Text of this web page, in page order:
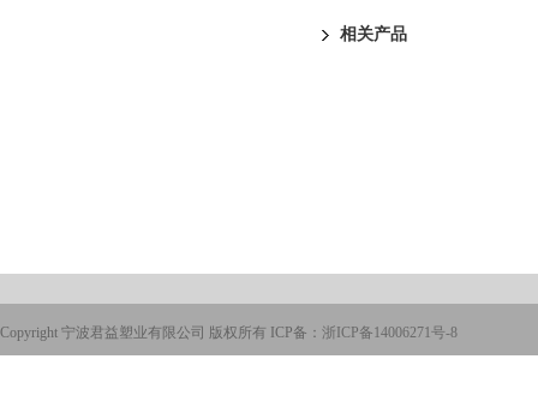
相关产品
Copyright 宁波君益塑业有限公司 版权所有 ICP备： 浙ICP备14006271号-8